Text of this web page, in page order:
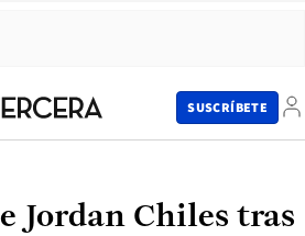
SUSCRÍBETE
Jordan Chiles tras